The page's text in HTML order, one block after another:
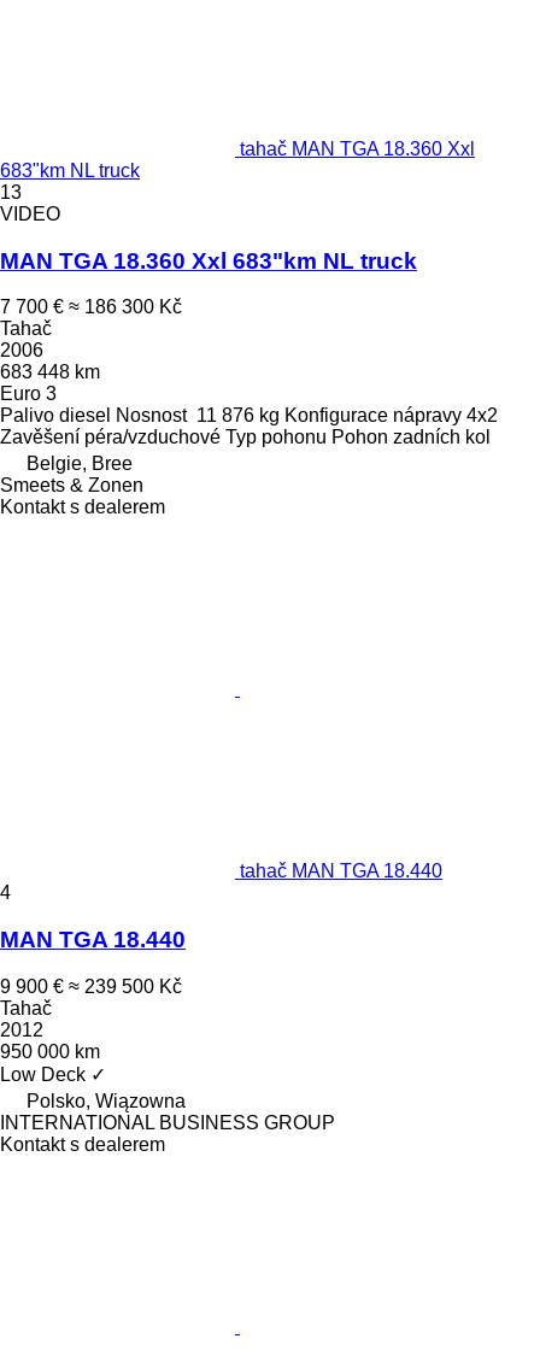
tahač MAN TGA 18.360 Xxl
683"km NL truck
13
VIDEO
MAN TGA 18.360 Xxl 683"km NL truck
7 700 € ≈ 186 300 Kč
Tahač
2006
683 448 km
Euro 3
Palivo diesel Nosnost 11 876 kg Konfigurace nápravy 4x2
Zavěšení péra/vzduchové Typ pohonu Pohon zadních kol
Belgie, Bree
Smeets & Zonen
Kontakt s dealerem
tahač MAN TGA 18.440
4
MAN TGA 18.440
9 900 € ≈ 239 500 Kč
Tahač
2012
950 000 km
Low Deck ✓
Polsko, Wiązowna
INTERNATIONAL BUSINESS GROUP
Kontakt s dealerem